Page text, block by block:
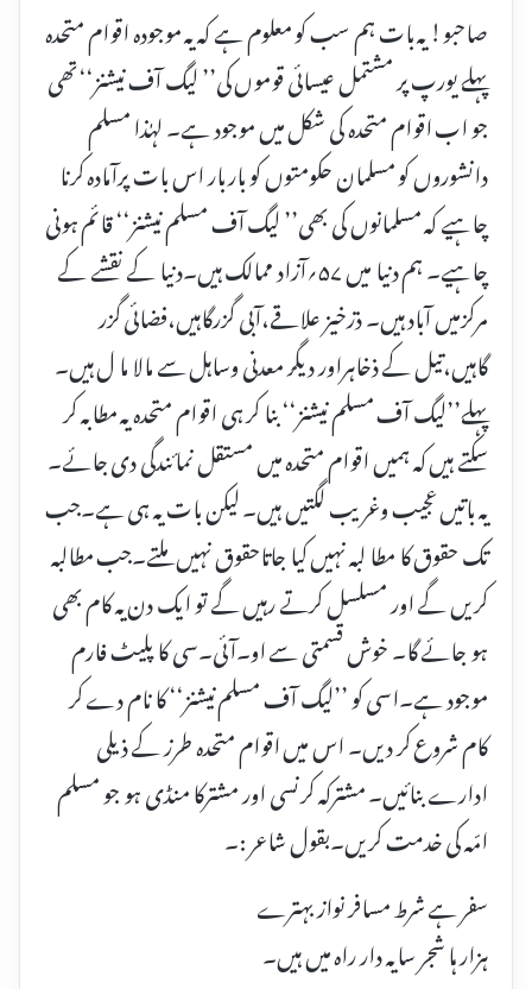
صاحبو! یہ بات ہم سب کو معلوم ہے کہ یہ موجودہ اقوام متحدہ
پہلے یورپ پر مشتمل عیسائی قوموں کی’’ لیگ آف نیشنز‘‘ تھی
جو اب اقوام متحدہ کی شکل میں موجود ہے۔ لہٰذا مسلم
دانشوروں کو مسلمان حکومتوں کو بار بار اس بات پرآمادہ کرنا
چاہیے کہ مسلمانوں کی بھی’’ لیگ آف مسلم نیشنز‘‘ قائم ہونی
چاہیے۔ ہم دنیا میں ۵۷؍آزاد ممالک ہیں۔دنیا کے نقشے کے
مرکزمیں آباد ہیں۔ ذزخیز علاقے،آبی گزرگاہیں،فضائی گزر
گاہیں،تیل کے ذخاہراور دیگر معدنی وساہل سے مالا ما ل ہیں۔
پہلے’’لیگ آف مسلم نیشنز‘‘ بنا کر ہی اقوام متحدہ یہ مطابہ کر
سکتے ہیں کہ ہمیں اقوام متحدہ میں مستقل نمائندگی دی جائے۔
یہ باتیں عجیب وغریب لگتیں ہیں۔ لیکن بات یہ ہی ہے۔جب
تک حقوق کا مطا لبہ نہیں کیا جاتاحقوق نہیں ملتے۔جب مطالبہ
کریں گے اور مسلسل کرتے رہیں گے تو ایک دن یہ کام بھی
ہو جائے گا۔ خوش قسمتی سے او۔آئی۔سی کا پلیٹ فارم
موجود ہے۔اسی کو ’’لیگ آف مسلم نیشنز‘‘ کا نام دے کر
کام شروع کر دیں۔ اس میں اقوام متحدہ طرز کے ذیلی
ادارے بنائیں۔ مشترکہ کرنسی اور مشترکا منڈی ہو جو مسلم
امّہ کی خدمت کریں۔بقول شاعر :۔
سفر ہے شرط مسافر نواز بہترے
ہزار ہا شجر سایہ دار راہ میں ہیں۔